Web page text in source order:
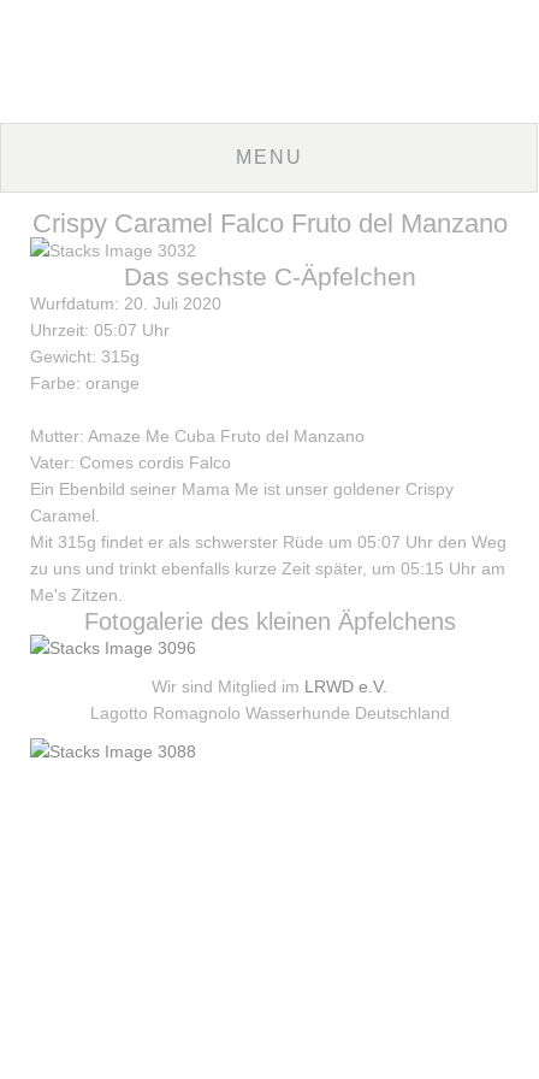
Crispy Caramel Falco Fruto del Manzano
Das sechste C-Äpfelchen
Wurfdatum: 20. Juli 2020
Uhrzeit: 05:07 Uhr
Gewicht: 315g
Farbe: orange
Mutter: Amaze Me Cuba Fruto del Manzano
Vater: Comes cordis Falco
Ein Ebenbild seiner Mama Me ist unser goldener Crispy
Caramel.
Mit 315g findet er als schwerster Rüde um 05:07 Uhr den Weg
zu uns und trinkt ebenfalls kurze Zeit später, um 05:15 Uhr am
Me's Zitzen.
Fotogalerie des kleinen Äpfelchens
Wir sind Mitglied im LRWD e.V.
Lagotto Romagnolo Wasserhunde Deutschland